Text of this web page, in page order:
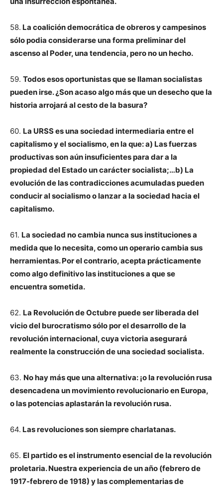
58. La coalición democrática de obreros y campesinos
sólo podia considerarse una forma preliminar del
ascenso al Poder, una tendencia, pero no un hecho.
59. Todos esos oportunistas que se llaman socialistas
pueden irse. ¿Son acaso algo más que un desecho que la
historia arrojará al cesto de la basura?
60. La URSS es una sociedad intermediaria entre el
capitalismo y el socialismo, en la que: a) Las fuerzas
productivas son aún insuficientes para dar a la
propiedad del Estado un carácter socialista;…b) La
evolución de las contradicciones acumuladas pueden
conducir al socialismo o lanzar a la sociedad hacia el
capitalismo.
61. La sociedad no cambia nunca sus instituciones a
medida que lo necesita, como un operario cambia sus
herramientas. Por el contrario, acepta prácticamente
como algo definitivo las instituciones a que se
encuentra sometida.
62. La Revolución de Octubre puede ser liberada del
vicio del burocratismo sólo por el desarrollo de la
revolución internacional, cuya victoria asegurará
realmente la construcción de una sociedad socialista.
63. No hay más que una alternativa: ¡o la revolución rusa
desencadena un movimiento revolucionario en Europa,
o las potencias aplastarán la revolución rusa.
64. Las revoluciones son siempre charlatanas.
65. El partido es el instrumento esencial de la revolución
proletaria. Nuestra experiencia de un año (febrero de
1917-febrero de 1918) y las complementarias de